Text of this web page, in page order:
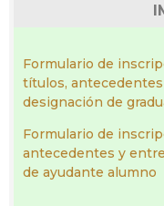
Formulario de
títulos,
designación de
Formulario de
antecedentes y
de ayudante alumno